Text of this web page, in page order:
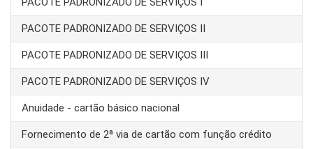
PACOTE PADRONIZADO DE SERVIÇOS II
PACOTE PADRONIZADO DE SERVIÇOS III
PACOTE PADRONIZADO DE SERVIÇOS IV
Anuidade - cartão básico nacional
Fornecimento de 2ª via de cartão com função crédito